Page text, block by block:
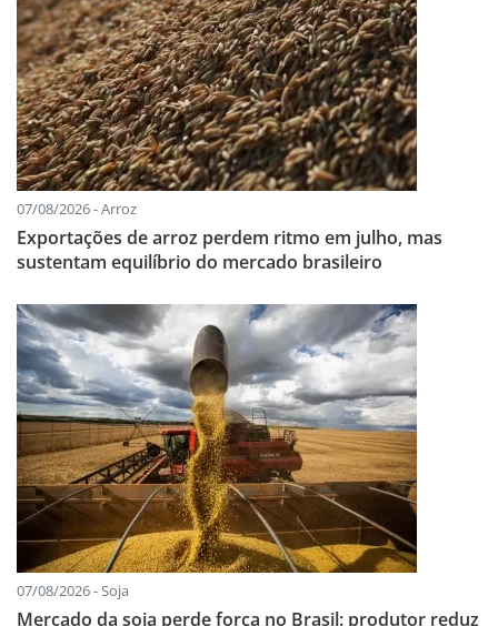
07/08/2026 - Arroz
Exportações de arroz perdem ritmo em julho, mas
sustentam equilíbrio do mercado brasileiro
07/08/2026 - Soja
Mercado da soja perde força no Brasil: produtor reduz